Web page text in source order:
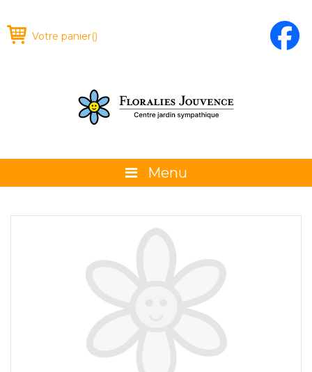
Votre panier()
Menu
La boutique
Promotions et évènements
Calendrier horticole